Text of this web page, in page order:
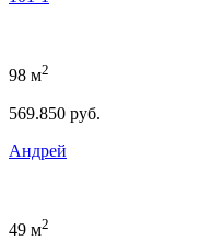
98 м2
569.850 руб.
Андрей
49 м2